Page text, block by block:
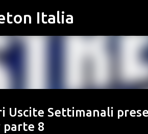
Italia
Uscite Settimanali
parte 8